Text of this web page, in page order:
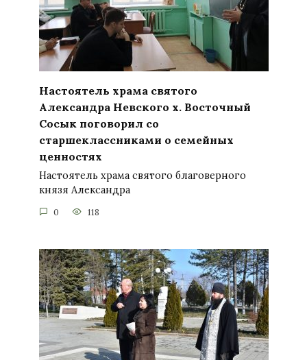
Настоятель храма святого
Александра Невского х. Восточный
Сосык поговорил со
старшеклассниками о семейных
ценностях
Настоятель храма святого благоверного
князя Александра
0 118